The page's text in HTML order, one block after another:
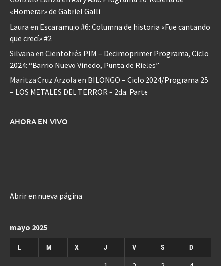
«Homerar» de Gabriel Galli
Laura en Escaramujo #6: Columna de historia «Fue cantando
que crecí» #2
Silvana en Cientotrés PIM – Decimoprimer Programa, Ciclo
2024: “Barrio Nuevo Viñedo, Punta de Rieles”
Maritza Cruz Arzola en BILONGO – Ciclo 2024/Programa 25
– LOS METALES DEL TERROR – 2da. Parte
AHORA EN VIVO
Abrir en nueva página
mayo 2025
L M X J V S D